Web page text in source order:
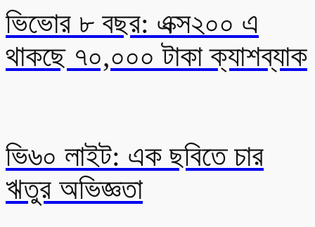
ভিভোর ৮ বছর: এক্স২০০ এ
থাকছে ৭০,০০০ টাকা ক্যাশব্যাক
ভি৬০ লাইট: এক ছবিতে চার
ঋতুর অভিজ্ঞতা